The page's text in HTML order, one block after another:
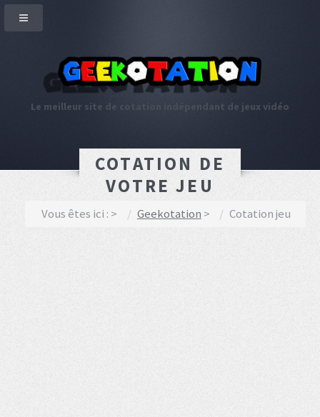
Le meilleur site de cotation indépendant de jeux vidéo
COTATION DE
VOTRE JEU
Vous êtes ici : Geekotation Cotation jeu